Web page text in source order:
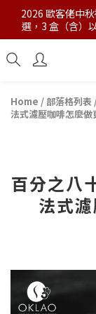
2026 歐客佬中
選，3 盒（含）
Home / 部落格列表
法式濾壓咖啡怎麼做
百分之八
法式